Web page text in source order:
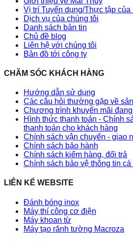
Vị trí Tuyển dụng/Thực tập của
Dịch vụ của chúng tôi
Danh sách bản tin
Chủ đề blog
Liên hệ với chúng tôi
Bản đồ tới công ty
CHĂM SÓC KHÁCH HÀNG
Hướng dẫn sử dụng
Các câu hỏi thường gặp về
Chương trình khuyến mãi
Hình thức thanh toán - Chính
thanh toán cho khách hàng
Chính sách vận chuyển - giao
Chính sách bảo hành
Chính sách kiểm hàng, đổi trả
Chính sách bảo vệ thông tin
LIÊN KẾ WEBSITE
Đánh bóng inox
Máy thí công cơ điện
Máy khoan từ
Máy tạo rãnh tường Macroza